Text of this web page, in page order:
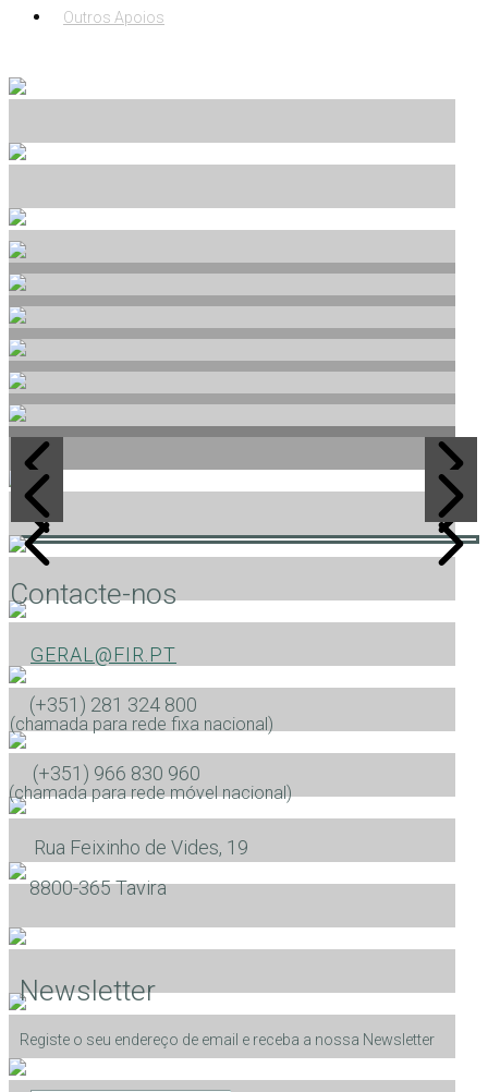
Outros Apoios
Contacte-nos
GERAL@FIR.PT
(+351) 281 324 800
(chamada para rede fixa nacional)
(+351) 966 830 960
(chamada para rede móvel nacional)
Rua Feixinho de Vides, 19
​8800-365 Tavira
Newsletter
Registe o seu endereço de email e receba a nossa Newsletter